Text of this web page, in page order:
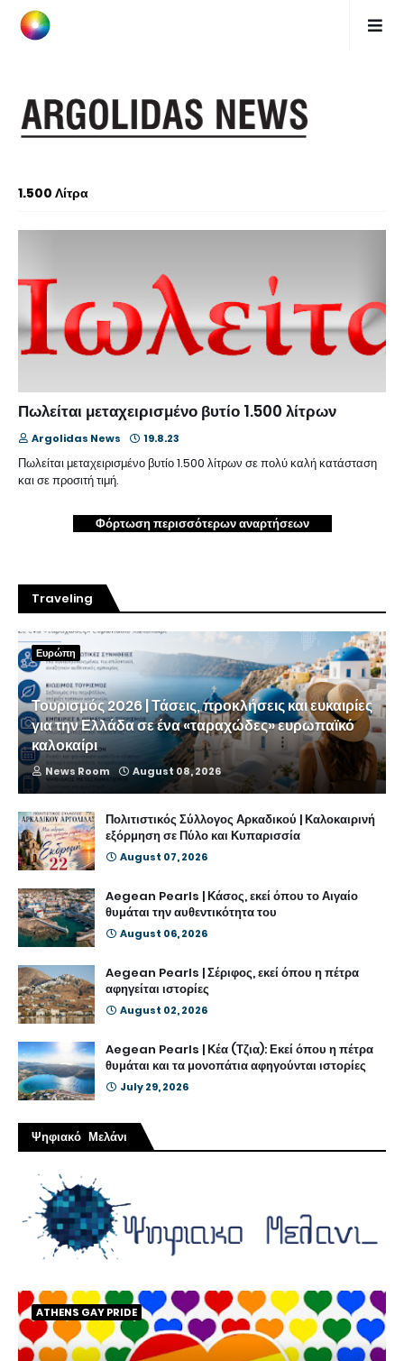
1.500 Λίτρα
Πωλείται μεταχειρισμένο βυτίο 1.500 λίτρων
Argolidas News 19.8.23
Πωλείται μεταχειρισμένο βυτίο 1.500 λίτρων σε πολύ καλή κατάσταση
και σε προσιτή τιμή.
Φόρτωση περισσότερων αναρτήσεων
Traveling
Ευρώπη
Τουρισμός 2026 | Τάσεις, προκλήσεις και ευκαιρίες
για την Ελλάδα σε ένα «ταραχώδες» ευρωπαϊκό
καλοκαίρι
News Room August 08, 2026
Πολιτιστικός Σύλλογος Αρκαδικού | Καλοκαιρινή
εξόρμηση σε Πύλο και Κυπαρισσία
August 07, 2026
Aegean Pearls | Κάσος, εκεί όπου το Αιγαίο
θυμάται την αυθεντικότητα του
August 06, 2026
Aegean Pearls | Σέριφος, εκεί όπου η πέτρα
αφηγείται ιστορίες
August 02, 2026
Aegean Pearls | Κέα (Τζια): Εκεί όπου η πέτρα
θυμάται και τα μονοπάτια αφηγούνται ιστορίες
July 29, 2026
Ψηφιακό Μελάνι
ATHENS GAY PRIDE